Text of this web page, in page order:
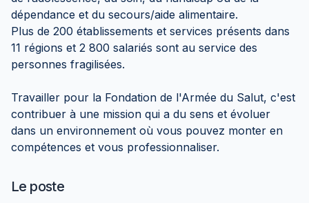
dépendance et du secours/aide alimentaire.
Plus de 200 établissements et services présents dans
11 régions et 2 800 salariés sont au service des
personnes fragilisées.
Travailler pour la Fondation de l'Armée du Salut, c'est
contribuer à une mission qui a du sens et évoluer
dans un environnement où vous pouvez monter en
compétences et vous professionnaliser.
Le poste